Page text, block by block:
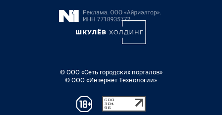
© ООО «Сеть городских порталов»
© ООО «Интернет Технологии»